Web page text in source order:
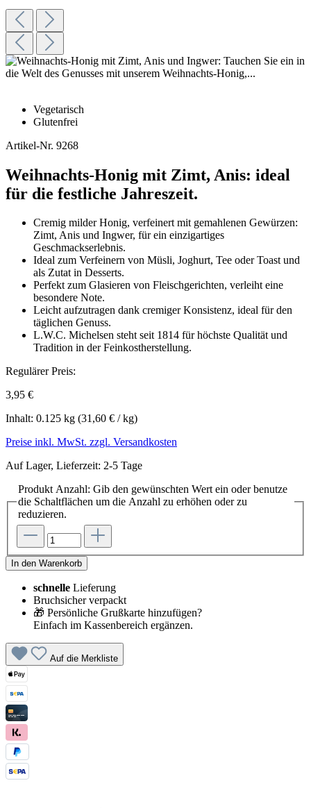
Vegetarisch
Glutenfrei
Artikel-Nr. 9268
Weihnachts-Honig mit Zimt, Anis: ideal
für die festliche Jahreszeit.
Cremig milder Honig, verfeinert mit gemahlenen Gewürzen:
Zimt, Anis und Ingwer, für ein einzigartiges
Geschmackserlebnis.
Ideal zum Verfeinern von Müsli, Joghurt, Tee oder Toast und
als Zutat in Desserts.
Perfekt zum Glasieren von Fleischgerichten, verleiht eine
besondere Note.
Leicht aufzutragen dank cremiger Konsistenz, ideal für den
täglichen Genuss.
L.W.C. Michelsen steht seit 1814 für höchste Qualität und
Tradition in der Feinkostherstellung.
Regulärer Preis:
3,95 €
Inhalt: 0.125 kg (31,60 € / kg)
Preise inkl. MwSt. zzgl. Versandkosten
Auf Lager, Lieferzeit: 2-5 Tage
Produkt Anzahl: Gib den gewünschten Wert ein oder benutze
die Schaltflächen um die Anzahl zu erhöhen oder zu
reduzieren.
In den Warenkorb
schnelle Lieferung
Bruchsicher verpackt
🎁 Persönliche Grußkarte hinzufügen?
Einfach im Kassenbereich ergänzen.
Auf die Merkliste